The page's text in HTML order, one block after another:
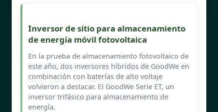
Inversor de sitio para almacenamiento
de energía móvil fotovoltaica
En la prueba de almacenamiento fotovoltaico de
este año, dos inversores híbridos de GoodWe en
combinación con baterías de alto voltaje
volvieron a destacar. El GoodWe Serie ET, un
inversor trifásico para almacenamiento de
energía.